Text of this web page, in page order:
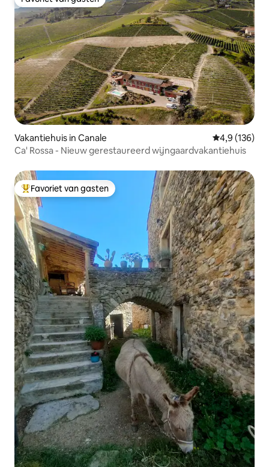
Favoriet van gasten
Vakantiehuis in Canale Gemiddelde
4,9 (136)
Ca' Rossa - Nieuw gerestaureerd wijngaardvakantiehuis
Topfavoriet van gasten
Favoriet van gasten